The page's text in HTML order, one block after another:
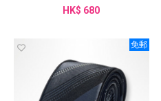
HK$ 680
免郵